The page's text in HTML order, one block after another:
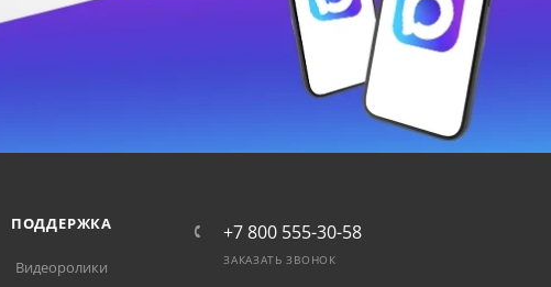
ПОДДЕРЖКА
Видеоролики
+7 800 555-30-58
ЗАКАЗАТЬ ЗВОНОК